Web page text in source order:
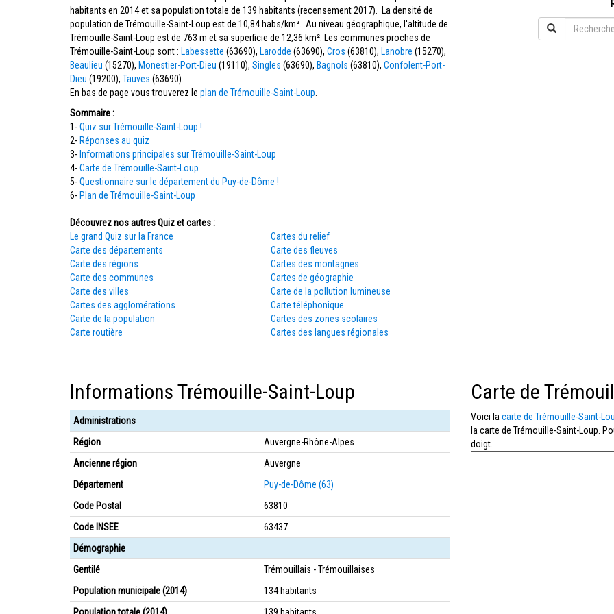
habitants en 2014 et sa population totale de 139 habitants (recensement 2017). La densité de
population de Trémouille-Saint-Loup est de 10,84 habs/km². Au niveau géographique, l'altitude de
Trémouille-Saint-Loup est de 763 m et sa superficie de 12,36 km². Les communes proches de
Trémouille-Saint-Loup sont : Labessette (63690), Larodde (63690), Cros (63810), Lanobre (15270),
Beaulieu (15270), Monestier-Port-Dieu (19110), Singles (63690), Bagnols (63810), Confolent-Port-
Dieu (19200), Tauves (63690).
En bas de page vous trouverez le plan de Trémouille-Saint-Loup
Sommaire :
1-Quiz sur Trémouille-Saint-Loup !
2- Réponses au quiz
3- Informations principales sur Trémouille-Saint-Loup
4-Carte de Trémouille-Saint-Loup
5-Questionnaire sur le département du Puy-de-Dôme !
6- Plan de Trémouille-Saint-Loup
Découvrez nos autres Quiz et cartes :
Le grand Quiz sur la France
Carte des départements
Carte des régions
Carte des communes
Carte des villes
Cartes des agglomérations
Carte de la population
Carte routière
Cartes du relief
Carte des fleuves
Cartes des montagnes
Cartes de géographie
Carte de la pollution lumineuse
Carte téléphonique
Cartes des zones scolaires
Cartes des langues régionales
Informations Trémouille-Saint-Loup
Administrations
Région
Auvergne-Rhône-Alpes
Ancienne région
Auvergne
Département
Puy-de-Dôme (63)
Code Postal
63810
Code INSEE
63437
Démographie
Gentilé
Trémouillais - Trémouillaises
Population municipale (2014)
134 habitants
Carte de
Voici la carte de Trémouille-Saint-
la carte de Trémouille-Saint-Loup.
doigt.